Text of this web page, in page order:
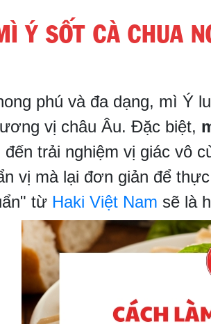
Ý SỐT CÀ CHUA
phú và đa dạng, mì Ý
vị châu Âu. Đặc biệt,
trải nghiệm vị giác vô
vị mà lại đơn giản để
từ Haki Việt Nam sẽ là